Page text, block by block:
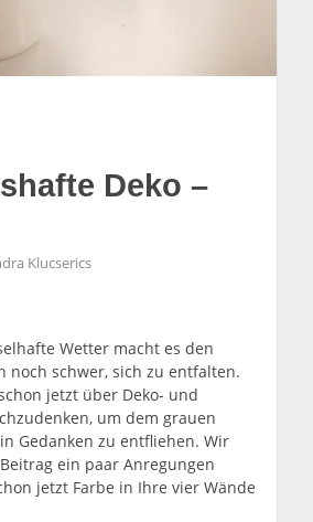
Deko –
Klucserics
Wetter macht es den
noch schwer, sich zu entfalten.
jetzt über Deko- und
um dem grauen
Gedanken zu entfliehen. Wir
ein paar Anregungen
jetzt Farbe in Ihre vier Wände